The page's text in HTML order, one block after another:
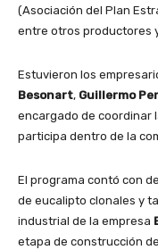
(Asociación del Plan
entre otros productores
Estuvieron los
Besonart, Guillermo
encargado de coordinar
participa dentro de la
El programa contó con
de eucalipto clonales y
industrial de la empresa
etapa de construcción